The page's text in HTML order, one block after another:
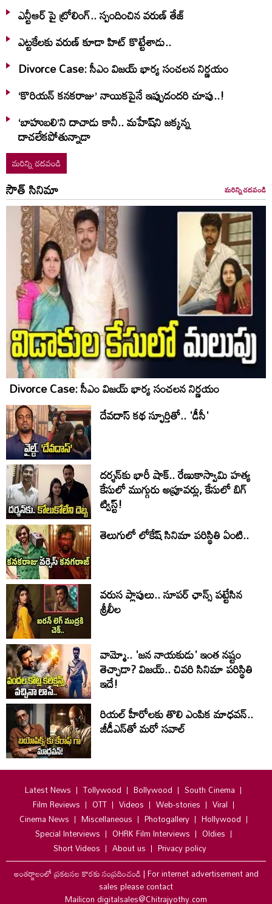
ఎన్టీఆర్ పై ట్రోలింగ్.. స్పందించిన వరుణ్ తేజ్
ఎట్టకేలకు వరుణ్ కూడా హిట్ కొట్టేశాడు..
Divorce Case: సీఎం విజయ్ భార్య సంచలన నిర్ణయం
‘కొరియన్ కనకరాజు’ నాయికపైనే ఇప్పుడందరి చూపు..!
‘బాహుబలి’ని దాచాడు కానీ.. మహేష్‌ని జక్కన్న
దాచలేకపోతున్నాడా
మరిన్ని చదవండి
సౌత్ సినిమా మరిన్ని చదవండి
Divorce Case: సీఎం విజయ్ భార్య సంచలన నిర్ణయం
దేవదాస్ కథ స్ఫూర్తితో.. 'డీసీ'
దర్శన్‌కు భారీ షాక్.. రేణుకాస్వామి హత్య
కేసులో ముగ్గురు అప్రూవర్లు, కేసులో బిగ్
ట్విస్ట్!
తెలుగులో లోకేష్ సినిమా పరిస్థితి ఏంటి..
వరుస ప్లాపులు.. సూపర్ ఛాన్స్ పట్టేసిన
శ్రీలీల
వామ్మో.. 'జ‌న నాయ‌కుడు' ఇంత నష్టం
తెచ్చాడా? విజయ్.. చివరి సినిమా పరిస్థితి
ఇదే!
రియల్ హీరోలకు తొలి ఎంపిక మాధవన్..
జీడీఎన్‌తో మరో సవాల్
Latest News Tollywood Bollywood
South Cinema
Film Reviews
OTT Videos Web-stories
Viral
Cinema News
Miscellaneous Photogallery
Hollywood
Special Interviews
OHRK Film Interviews
Oldies
Short Videos
About us
Privacy policy
అంతర్జాలంలో ప్రకటనల కొరకు సంప్రదించండి|For internet advertisement and
sales please contact
Mailicon digitalsales@Chitrajyothy.com